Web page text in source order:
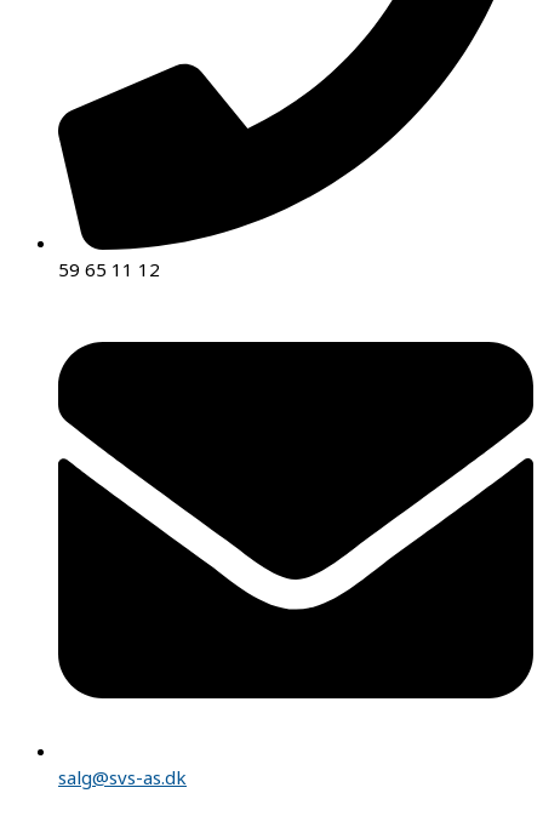
59 65 11 12
salg@svs-as.dk